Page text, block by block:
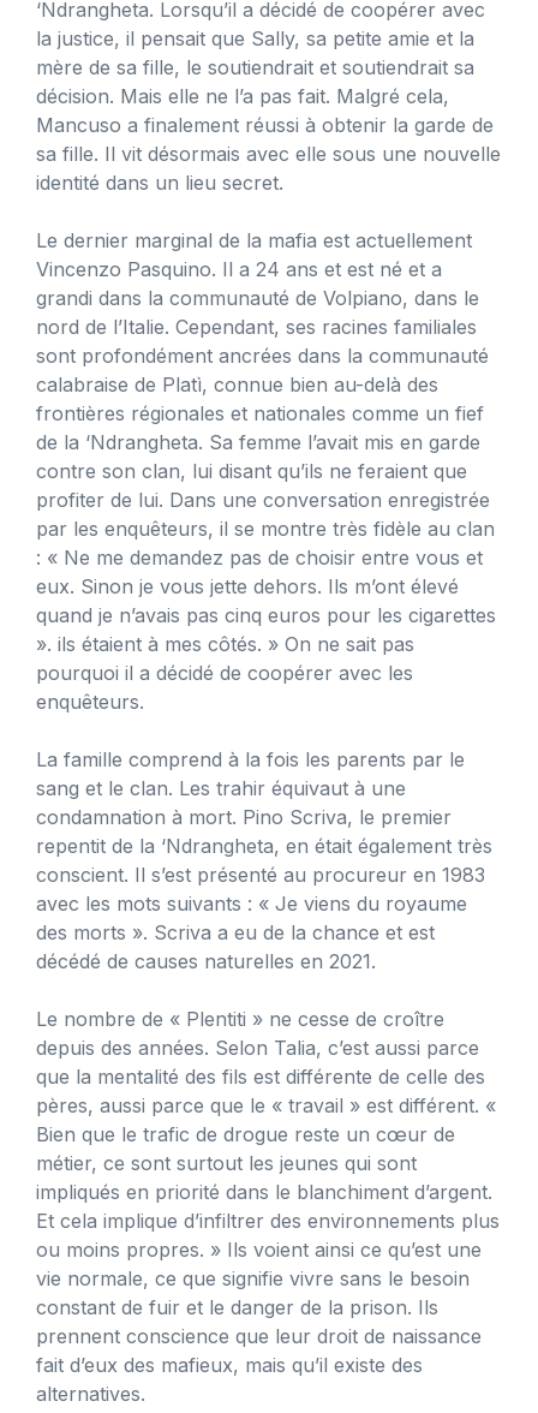
‘Ndrangheta. Lorsqu’il a décidé de coopérer avec
la justice, il pensait que Sally, sa petite amie et la
mère de sa fille, le soutiendrait et soutiendrait sa
décision. Mais elle ne l’a pas fait. Malgré cela,
Mancuso a finalement réussi à obtenir la garde de
sa fille. Il vit désormais avec elle sous une nouvelle
identité dans un lieu secret.
Le dernier marginal de la mafia est actuellement
Vincenzo Pasquino. Il a 24 ans et est né et a
grandi dans la communauté de Volpiano, dans le
nord de l’Italie. Cependant, ses racines familiales
sont profondément ancrées dans la communauté
calabraise de Platì, connue bien au-delà des
frontières régionales et nationales comme un fief
de la ‘Ndrangheta. Sa femme l’avait mis en garde
contre son clan, lui disant qu’ils ne feraient que
profiter de lui. Dans une conversation enregistrée
par les enquêteurs, il se montre très fidèle au clan
: « Ne me demandez pas de choisir entre vous et
eux. Sinon je vous jette dehors. Ils m’ont élevé
quand je n’avais pas cinq euros pour les cigarettes
». ils étaient à mes côtés. » On ne sait pas
pourquoi il a décidé de coopérer avec les
enquêteurs.
La famille comprend à la fois les parents par le
sang et le clan. Les trahir équivaut à une
condamnation à mort. Pino Scriva, le premier
repentit de la ‘Ndrangheta, en était également très
conscient. Il s’est présenté au procureur en 1983
avec les mots suivants : « Je viens du royaume
des morts ». Scriva a eu de la chance et est
décédé de causes naturelles en 2021.
Le nombre de « Plentiti » ne cesse de croître
depuis des années. Selon Talia, c’est aussi parce
que la mentalité des fils est différente de celle des
pères, aussi parce que le « travail » est différent. «
Bien que le trafic de drogue reste un cœur de
métier, ce sont surtout les jeunes qui sont
impliqués en priorité dans le blanchiment d’argent.
Et cela implique d’infiltrer des environnements plus
ou moins propres. » Ils voient ainsi ce qu’est une
vie normale, ce que signifie vivre sans le besoin
constant de fuir et le danger de la prison. Ils
prennent conscience que leur droit de naissance
fait d’eux des mafieux, mais qu’il existe des
alternatives.